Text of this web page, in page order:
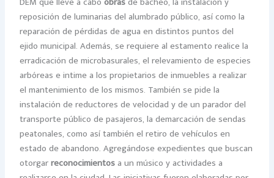
reposición de luminarias del alumbrado público, así como la
reparación de pérdidas de agua en distintos puntos del
ejido municipal. Además, se requiere al estamento realice la
erradicación de microbasurales, el relevamiento de especies
arbóreas e intime a los propietarios de inmuebles a realizar
el mantenimiento de los mismos. También se pide la
instalación de reductores de velocidad y de un parador del
transporte público de pasajeros, la demarcación de sendas
peatonales, como así también el retiro de vehículos en
estado de abandono. Agregándose expedientes que buscan
otorgarreconocimientosa un músico y actividades a